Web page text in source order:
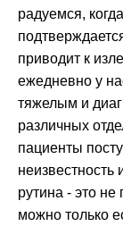
радуемся,
приводит к
ежедневно у
тяжелым и
различных
пациенты
неизвестность
рутина - это
можно только